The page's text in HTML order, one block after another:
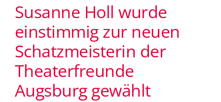
Susanne Holl wurde
einstimmig zur neuen
Schatzmeisterin der
Theaterfreunde
Augsburg gewählt